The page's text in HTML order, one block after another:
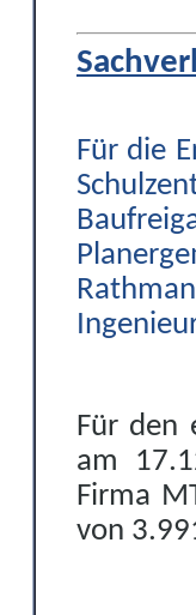
Für die
Für den
am
Firma
von